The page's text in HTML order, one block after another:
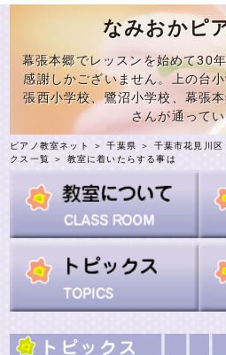
なみおかピ
幕張本郷でレッスンを始めて30
感謝しかございません。上の台
張西小学校、鷺沼小学校、幕張
さんが通ってい
ピアノ教室ネット ＞千葉県 ＞ 千葉市花見川区
クス一覧 ＞ 教室に着いたらする事は